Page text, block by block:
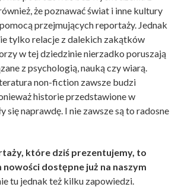
że poznawać świat i inne kultury
przejmujących reportaży. Jednak
tylko relacje z dalekich zakątków
w tej dziedzinie nierzadko poruszają
z psychologią, nauką czy wiarą.
non-fiction zawsze budzi
historie przedstawione w
się naprawdę. I nie zawsze są to radosne
które dziś prezentujemy, to
dostępne już na naszym
tu jednak też kilku zapowiedzi.